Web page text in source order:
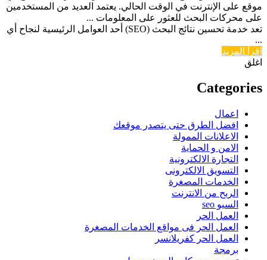
موقع على الإنترنت في الوقت الحالي. يعتمد العديد من المستخدمين
على محركات البحث للعثور على المعلومات ...
تعد خدمة تحسين نتائج البحث (SEO) أحد العوامل الرئيسية لنجاح أي
...
اقرأ المزيد
اغلق
Categories
اعمال
افضل الطرق حتى يتصدر موقعك
الاعلانات الممولة
الامن و الحماية
التجارة الالكترونية
التسويق الالكترونى
الخدمات المصغرة
الربح من الانترنت
السيو seo
العمل الحر
العمل الحر فى مواقع الخدمات المصغرة
العمل الحر كفريلانسر
برمجة